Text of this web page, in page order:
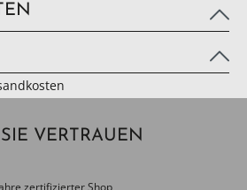
VERTRAUEN
zertifizierter Shop